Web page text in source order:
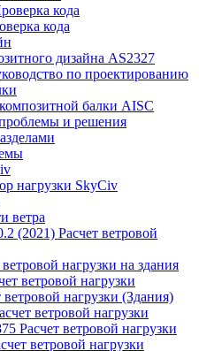
кода
кода
дизайна AS2327
по проектированию
балки AISC
и решения
нагрузки SkyCiv
ветра
(2021) Расчет ветровой
нагрузки на здания
ветровой нагрузки
нагрузки (Здания)
ветровой нагрузки
Расчет ветровой нагрузки
ветровой нагрузки